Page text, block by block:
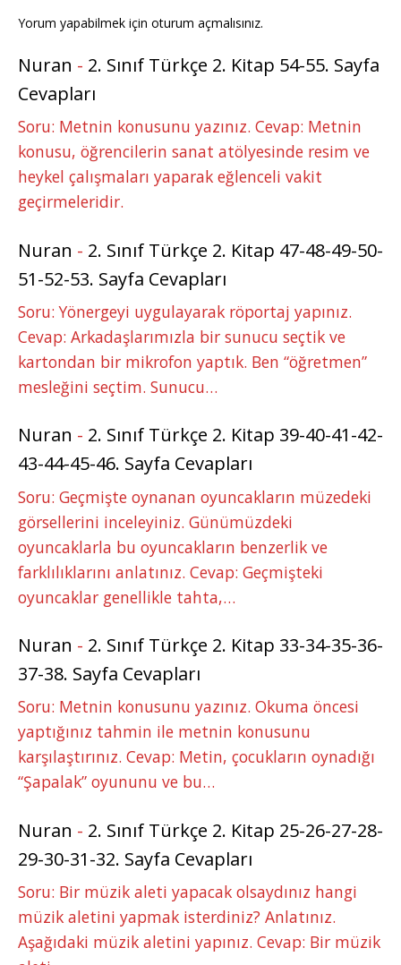
Yorum yapabilmek için oturum açmalısınız.
Nuran - 2. Sınıf Türkçe 2. Kitap 54-55. Sayfa
Cevapları
Soru: Metnin konusunu yazınız. Cevap: Metnin
konusu, öğrencilerin sanat atölyesinde resim ve
heykel çalışmaları yaparak eğlenceli vakit
geçirmeleridir.
Nuran - 2. Sınıf Türkçe 2. Kitap 47-48-49-50-
51-52-53. Sayfa Cevapları
Soru: Yönergeyi uygulayarak röportaj yapınız.
Cevap: Arkadaşlarımızla bir sunucu seçtik ve
kartondan bir mikrofon yaptık. Ben “öğretmen”
mesleğini seçtim. Sunucu…
Nuran - 2. Sınıf Türkçe 2. Kitap 39-40-41-42-
43-44-45-46. Sayfa Cevapları
Soru: Geçmişte oynanan oyuncakların müzedeki
görsellerini inceleyiniz. Günümüzdeki
oyuncaklarla bu oyuncakların benzerlik ve
farklılıklarını anlatınız. Cevap: Geçmişteki
oyuncaklar genellikle tahta,…
Nuran - 2. Sınıf Türkçe 2. Kitap 33-34-35-36-
37-38. Sayfa Cevapları
Soru: Metnin konusunu yazınız. Okuma öncesi
yaptığınız tahmin ile metnin konusunu
karşılaştırınız. Cevap: Metin, çocukların oynadığı
“Şapalak” oyununu ve bu…
Nuran - 2. Sınıf Türkçe 2. Kitap 25-26-27-28-
29-30-31-32. Sayfa Cevapları
Soru: Bir müzik aleti yapacak olsaydınız hangi
müzik aletini yapmak isterdiniz? Anlatınız.
Aşağıdaki müzik aletini yapınız. Cevap: Bir müzik